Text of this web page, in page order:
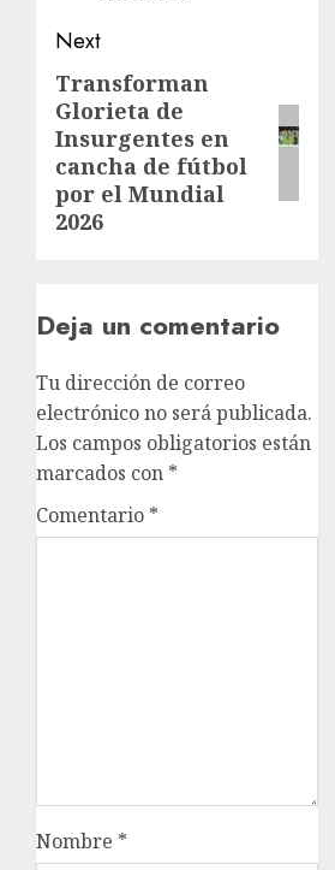
Next
Transforman
Glorieta de
Insurgentes en
cancha de fútbol
por el Mundial
2026
Deja un comentario
Tu dirección de correo
electrónico no será publicada.
Los campos obligatorios están
marcados con *
Comentario *
Nombre *